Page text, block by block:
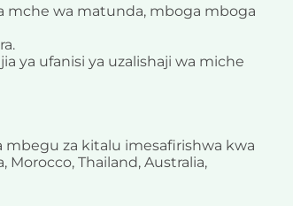
mche wa matunda, mboga mboga
ya ufanisi ya uzalishaji wa miche
mbegu za kitalu imesafirishwa kwa
Morocco, Thailand, Australia,